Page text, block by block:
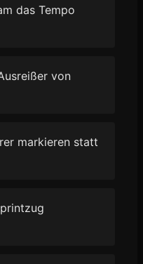
das Tempo
von
markieren statt